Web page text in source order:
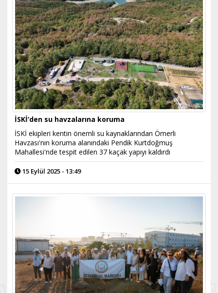
İSKİ’den su havzalarına koruma
İSKİ ekipleri kentin önemli su kaynaklarından Ömerli
Havzası'nın koruma alanındaki Pendik Kurtdoğmuş
Mahallesi'nde tespit edilen 37 kaçak yapıyı kaldırdı
15 Eylül 2025 - 13:49